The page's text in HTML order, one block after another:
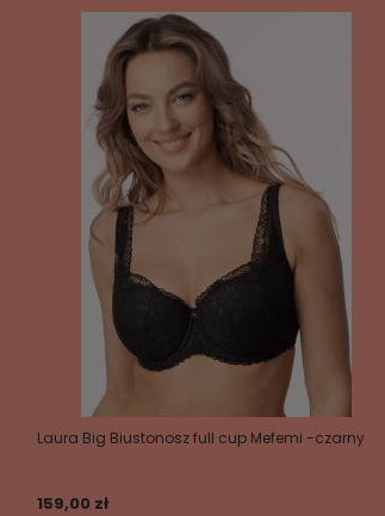
Laura Big Biustonosz full cup Mefemi -czarny
159,00 zł